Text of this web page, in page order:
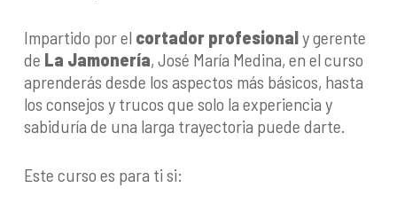
Impartido por el cortador profesionaly gerente
de La Jamonería, José María Medina, en el curso
aprenderás desde los aspectos más básicos, hasta
los consejos y trucos que solo la experiencia y
sabiduría de una larga trayectoria puede darte.
Este curso es para ti si: